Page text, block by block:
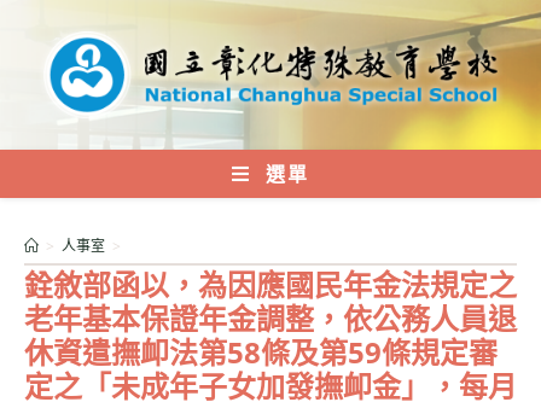
內
選單
銓敘部函以，為因應國民年金法規定之
老年基本保證年金調整，依公務人員退
休資遣撫卹法第58條及第59條規定審
定之「未成年子女加發撫卹金」，每月
> 人事室 >